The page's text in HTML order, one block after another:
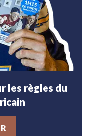
les règles du